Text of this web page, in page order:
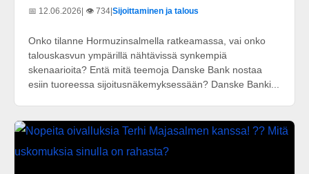
📅 12.06.2026 | 👁️ 734 Sijoittaminen ja talous
Onko tilanne Hormuzinsalmella ratkeamassa, vai onko
talouskasvun ympärillä nähtävissä synkempiä
skenaarioita? Entä mitä teemoja Danske Bank nostaa
esiin tuoreessa sijoitusnäkemyksessään? Danske Banki...